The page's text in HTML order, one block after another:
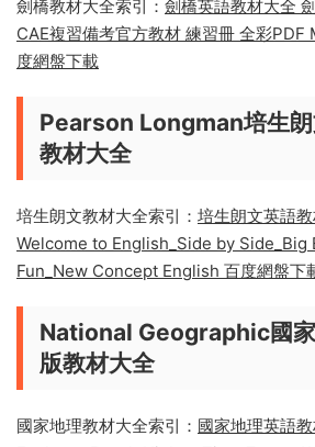
牛津小學英語教材Nelson English
劍橋教材大全索引：
CAE複習備考官方教材 練習冊 全彩PDF
Pearson Longman培生朗
培生朗文教材大全索引：
Welcome to English_Side by Side_Big